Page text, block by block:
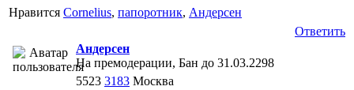
Нравится Cornelius, папоротник, Андерсен
Ответить
Андерсен
На премодерации, Бан до 31.03.2298
5523 3183 Москва